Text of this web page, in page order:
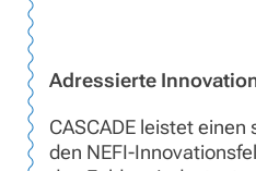
Adressierte
CASCADE leistet
den NEFI-